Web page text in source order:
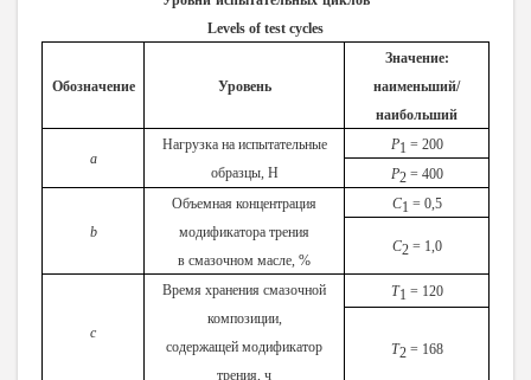
Levels of test cycles
Обозначение Уровень
Значение:
наименьший/
наибольший
a
Нагрузка на испытательные
образцы, Н
Р1 = 200
Р2 = 400
b
Объемная концентрация
модификатора трения
в смазочном масле, %
С1 = 0,5
С2 = 1,0
c
Время хранения смазочной
композиции,
содержащей модификатор
трения, ч
Т1 = 120
Т2 = 168